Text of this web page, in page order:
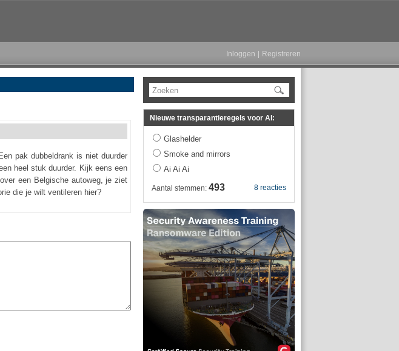
Inloggen Registreren
pak dubbeldrank is niet duurder
heel stuk duurder. Kijk eens een
een Belgische autoweg, je ziet
die je wilt ventileren hier?
Zoeken
Nieuwe transparantieregels voor AI:
Glashelder
Smoke and mirrors
Ai Ai Ai
8 reacties
Aantal stemmen: 493